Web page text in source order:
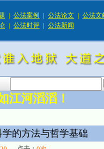
| 公法案例 | 公法论文 | 公法文
| 公法时评 | 公法新闻
江河滔滔！
的方法与哲学基础